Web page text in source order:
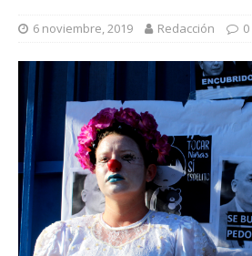
6 noviembre, 2019 Redacción 0